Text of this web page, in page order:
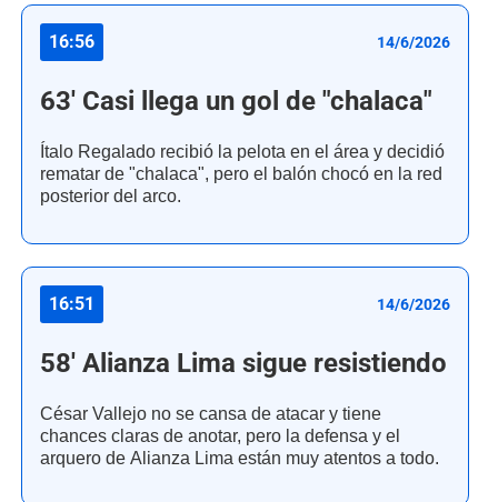
16:56 14/6/2026
63' Casi llega un gol de "chalaca"
Ítalo Regalado recibió la pelota en el área y decidió
rematar de "chalaca", pero el balón chocó en la red
posterior del arco.
16:51 14/6/2026
58' Alianza Lima sigue resistiendo
César Vallejo no se cansa de atacar y tiene
chances claras de anotar, pero la defensa y el
arquero de Alianza Lima están muy atentos a todo.